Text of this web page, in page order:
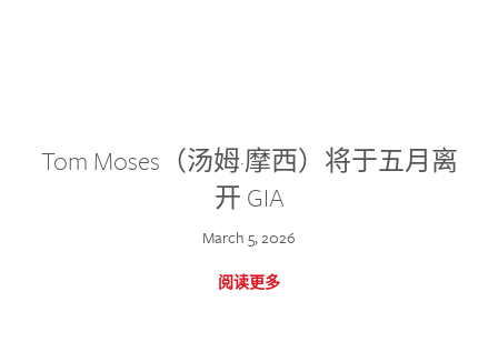
Tom Moses（汤姆·摩西）将于五月离
开 GIA
March 5, 2026
阅读更多